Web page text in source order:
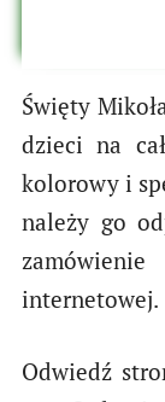
Święty
dzieci na
kolorowy i
należy go
internetowej.
Odwiedź